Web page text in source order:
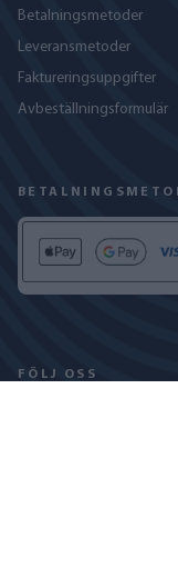
Betalningsmetoder
Leveransmetoder
Faktureringsuppgifter
Avbeställningsformulär
FÖLJ OSS